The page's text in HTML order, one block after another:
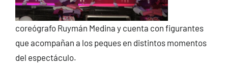
coreógrafo Ruymán Medina y cuenta con figurantes
que acompañan a los peques en distintos momentos
del espectáculo.